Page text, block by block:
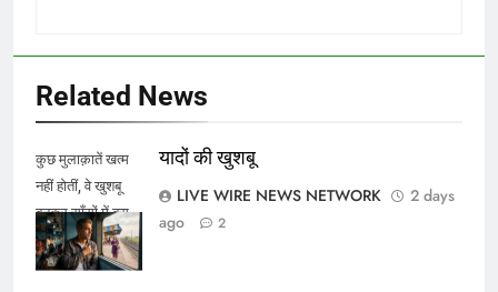
Related News
कुछ मुलाक़ातें खत्म
नहीं होतीं, वे खुशबू
बनकर साँसों में बस
जाती हैं।
यादों की खुशबू
LIVE WIRE NEWS NETWORK
2 days
ago
2